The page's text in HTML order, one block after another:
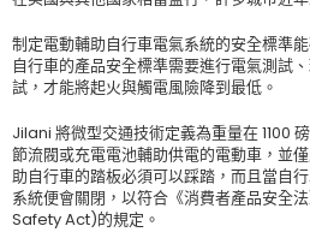
制定電動輔助自行車電氣系統的安全標準
自行車的產品安全標準需要進行電氣測試
試，才能將起火與觸電風險降到最低。
Jilani 將微型交通技術定義為重量在 1100
節流閥或充電電池輔助供電的電動車，並
助自行車的踏板必須可以踩踏，而且當自
系統便會關閉，以符合《消費者產品安
Safety Act)的規定。